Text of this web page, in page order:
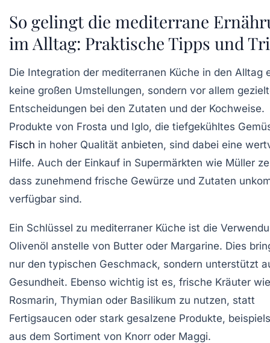
So gelingt die mediterrane
im Alltag: Praktische Tipps und
Die Integration der mediterranen Küche in den Alltag
keine großen Umstellungen, sondern vor allem
Entscheidungen bei den Zutaten und der Kochweise.
Produkte von Frosta und Iglo, die tiefgekühltes
Fisch in hoher Qualität anbieten, sind dabei eine
Hilfe. Auch der Einkauf in Supermärkten wie Müller
dass zunehmend frische Gewürze und Zutaten
verfügbar sind.
Ein Schlüssel zu mediterraner Küche ist die
Olivenöl anstelle von Butter oder Margarine. Dies
nur den typischen Geschmack, sondern unterstützt
Gesundheit. Ebenso wichtig ist es, frische Kräuter wie
Rosmarin, Thymian oder Basilikum zu nutzen, statt
Fertigsaucen oder stark gesalzene Produkte,
aus dem Sortiment von Knorr oder Maggi.